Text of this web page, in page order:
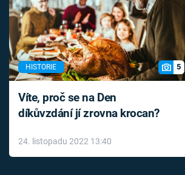
HISTORIE 5
Víte, proč se na Den
díkůvzdání jí zrovna krocan?
24. listopadu 2022 13:40